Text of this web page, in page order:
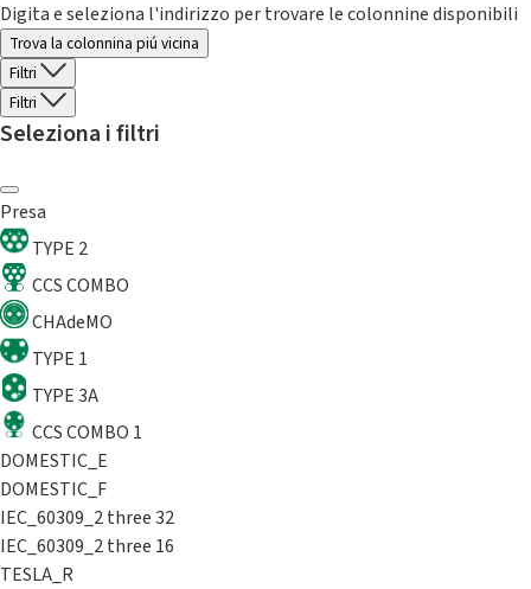
Digita e seleziona l'indirizzo per trovare le colonnine disponibili
Trova la colonnina piú vicina
Filtri
Filtri
Seleziona i filtri
Presa
TYPE 2
CCS COMBO
CHAdeMO
TYPE 1
TYPE 3A
CCS COMBO 1
DOMESTIC_E
DOMESTIC_F
IEC_60309_2 three 32
IEC_60309_2 three 16
TESLA_R